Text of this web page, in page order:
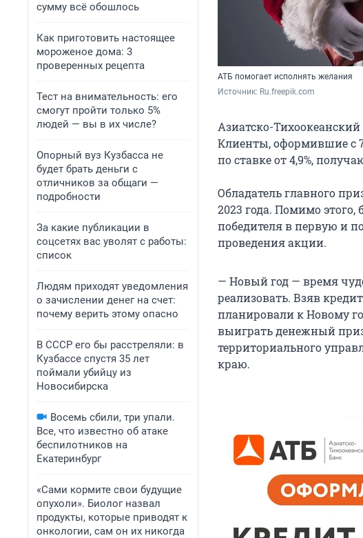
сумму всё обошлось
Как приготовить настоящее
мороженое дома: 3
проверенных рецепта
Тест на внимательность: его
смогут пройти только 5%
людей — вы в их числе?
Опорный вуз Кузбасса не
будет брать деньги с
отличников за общаги —
подробности
За какие публикации в
соцсетях вас уволят с работы:
список
Людям приходят уведомления
о зачислении денег на счет:
почему верить этому опасно
В СССР его бы расстреляли: в
Кузбассе спустя 35 лет
поймали убийцу из
Новосибирска
Восемь сбили, три упали.
Все, что известно об атаке
беспилотников на
Екатеринбург
«Сами кормите свои будущие
опухоли». Биолог назвал
продукты, которые приводят к
онкологии, сам он их никогда
АТБ помогает исполнять желания
Источник: Ru.freepik.com
Азиатско-
Клиенты, оформившие с
по ставке от 4,9%,
Обладатель главного
2023 года. Помимо этого,
победителя в первую и
проведения акции.
— Новый год — время
реализовать. Взяв
планировали к Новому
выиграть денежный
территориального
краю.